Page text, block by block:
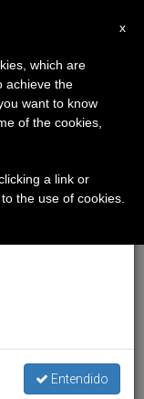
×
la pausa
de verano
el
Entendido
x
which are
achieve the
want to know
of the cookies,
a link or
the use of cookies.